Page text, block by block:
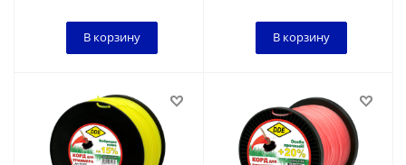
В корзину В корзину